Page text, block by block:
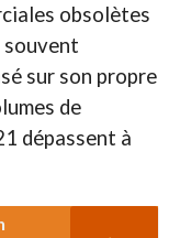
obsolètes
sur son propre
de
dépassent à